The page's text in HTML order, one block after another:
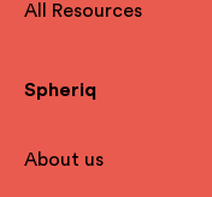
All Resources
Spheriq
About us